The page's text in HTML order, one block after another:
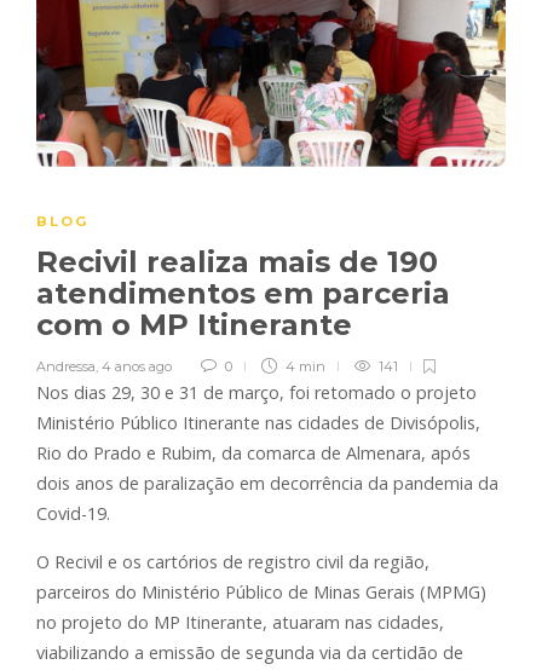
BLOG
Recivil realiza mais de 190
atendimentos em parceria
com o MP Itinerante
Andressa, 4 anos ago 0 4 min 141
Nos dias 29, 30 e 31 de março, foi retomado o projeto
Ministério Público Itinerante nas cidades de Divisópolis,
Rio do Prado e Rubim, da comarca de Almenara, após
dois anos de paralização em decorrência da pandemia da
Covid-19.
O Recivil e os cartórios de registro civil da região,
parceiros do Ministério Público de Minas Gerais (MPMG)
no projeto do MP Itinerante, atuaram nas cidades,
viabilizando a emissão de segunda via da certidão de